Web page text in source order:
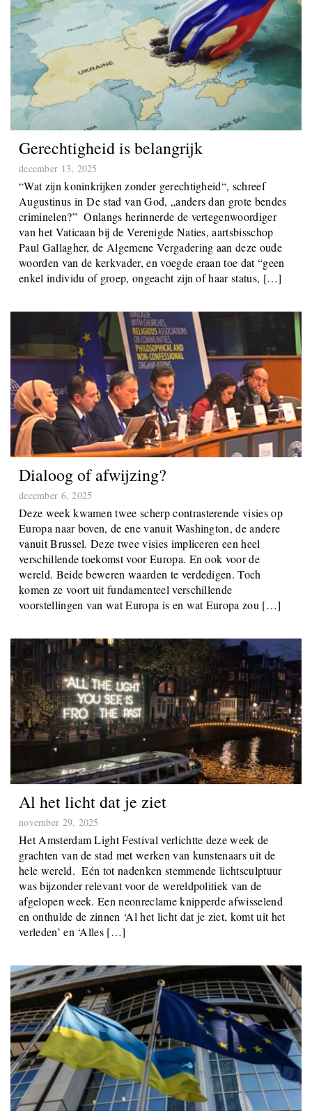
Gerechtigheid is belangrijk
december 13, 2025
“Wat zijn koninkrijken zonder gerechtigheid“, schreef
Augustinus in De stad van God, „anders dan grote bendes
criminelen?” Onlangs herinnerde de vertegenwoordiger
van het Vaticaan bij de Verenigde Naties, aartsbisschop
Paul Gallagher, de Algemene Vergadering aan deze oude
woorden van de kerkvader, en voegde eraan toe dat “geen
Dialoog of afwijzing?
december 6, 2025
Deze week kwamen twee scherp contrasterende visies op
Europa naar boven, de ene vanuit Washington, de andere
vanuit Brussel. Deze twee visies impliceren een heel
verschillende toekomst voor Europa. En ook voor de
wereld. Beide beweren waarden te verdedigen. Toch
komen ze voort uit fundamenteel verschillende
Al het licht dat je ziet
november 29, 2025
Het Amsterdam Light Festival verlichtte deze week de
grachten van de stad met werken van kunstenaars uit de
hele wereld. Eén tot nadenken stemmende lichtsculptuur
was bijzonder relevant voor de wereldpolitiek van de
afgelopen week. Een neonreclame knipperde afwisselend
en onthulde de zinnen ‘Al het licht dat je ziet, komt uit het